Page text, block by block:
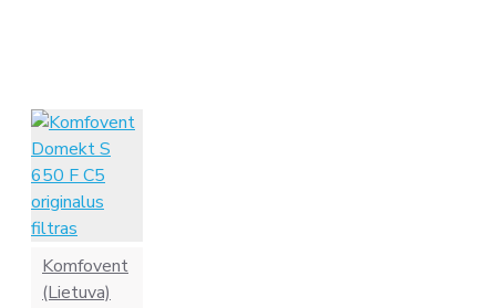
Komfovent
(Lietuva)